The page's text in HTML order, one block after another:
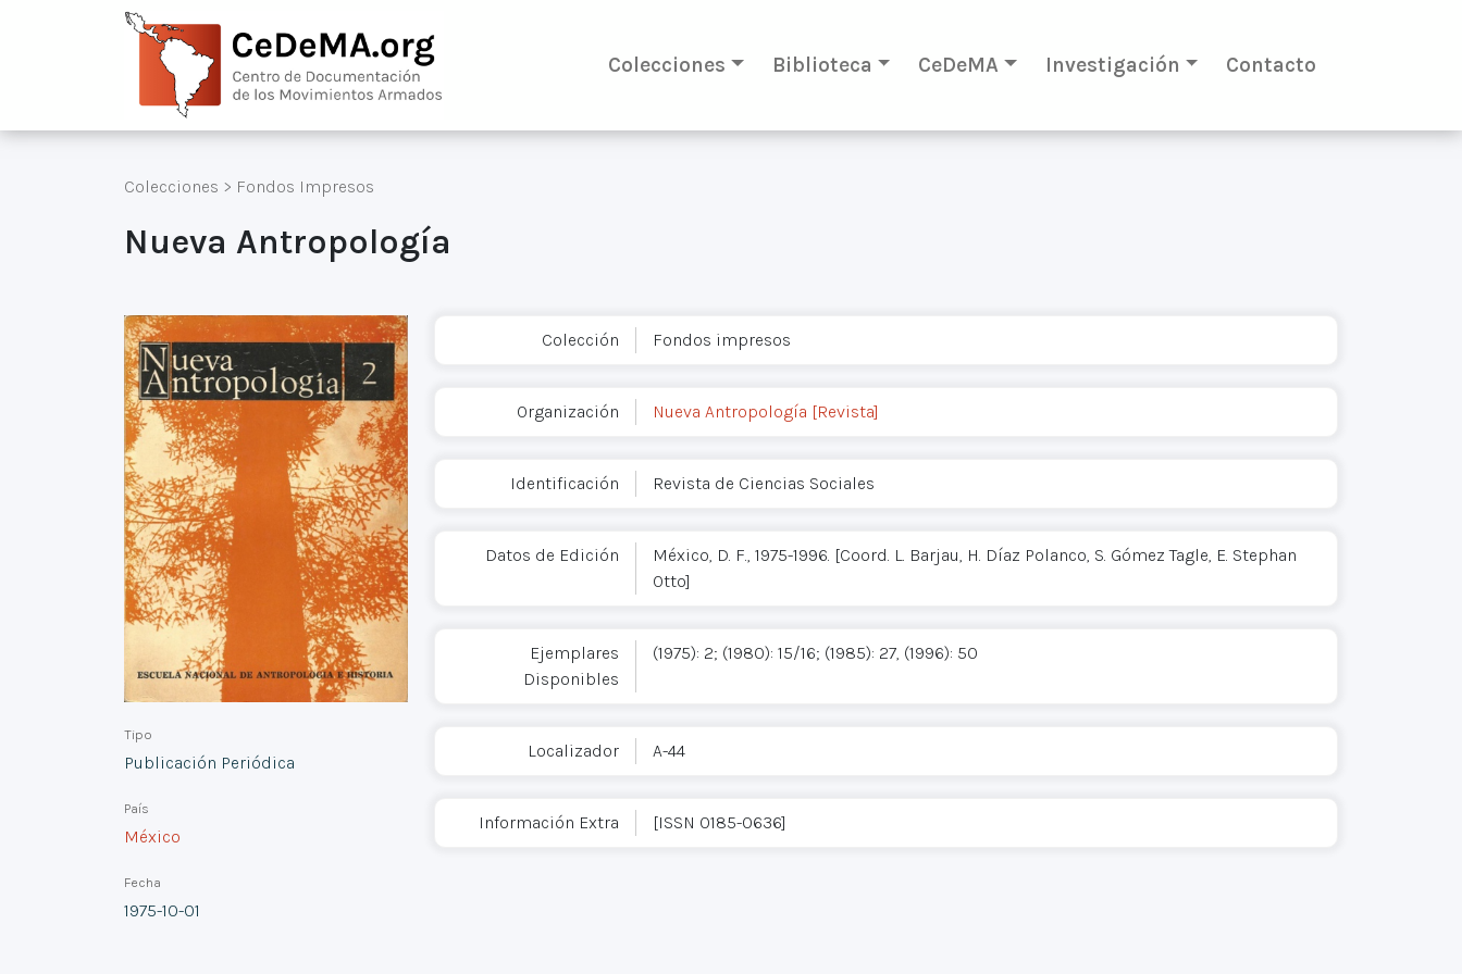
Colecciones Biblioteca CeDeMA Investigación Contacto
Colecciones > Fondos Impresos
Nueva Antropología
Tipo
Publicación Periódica
País
México
Fecha
1975-10-01
Colección Fondos impresos
Organización Nueva Antropología [Revista]
Identificación Revista de Ciencias Sociales
Datos de Edición
México, D. F., 1975-1996. [Coord. L. Barjau, H. Díaz Polanco, S. Gómez Tagle, E. Stephan
Otto]
Ejemplares
Disponibles
(1975): 2; (1980): 15/16; (1985): 27, (1996): 50
Localizador A-44
Información Extra [ISSN 0185-0636]